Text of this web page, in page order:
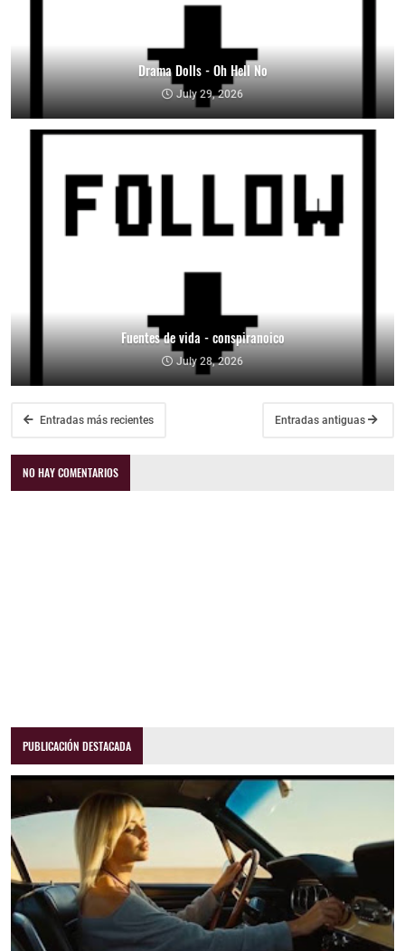
Drama Dolls - Oh Hell No
July 29, 2026
Fuentes de vida - conspiranoico
July 28, 2026
Entradas más recientes Entradas antiguas
NO HAY COMENTARIOS
PUBLICACIÓN DESTACADA